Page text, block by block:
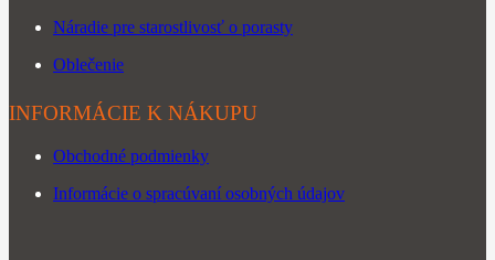
Náradie pre starostlivosť o porasty
Oblečenie
INFORMÁCIE K NÁKUPU
Obchodné podmienky
Informácie o spracúvaní osobných údajov